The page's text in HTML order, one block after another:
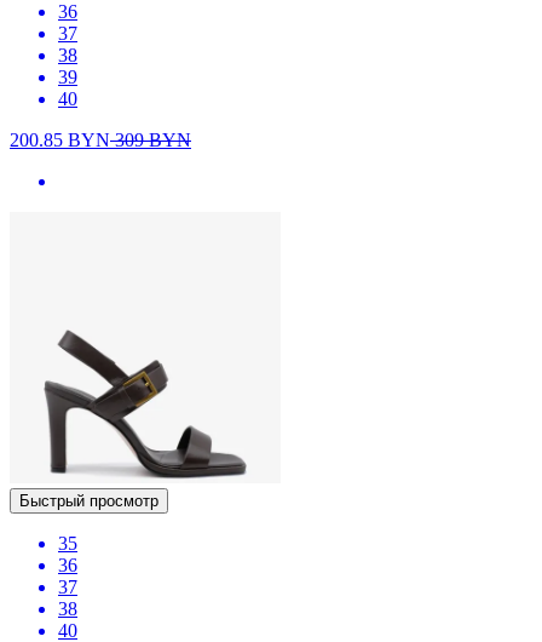
36
37
38
39
40
200.85 BYN309BYN
Быстрый просмотр
35
36
37
38
40